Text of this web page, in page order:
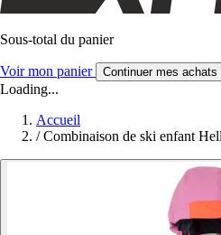
Sous-total du panier
Voir mon panier Continuer mes achats
Loading...
Accueil
/ Combinaison de ski enfant